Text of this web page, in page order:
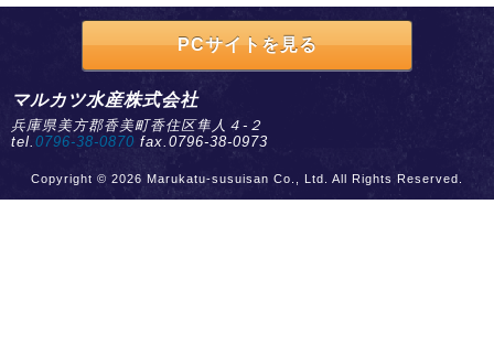
PCサイトを見る
マルカツ水産株式会社
兵庫県美方郡香美町香住区隼人４-２
tel. 0796-38-0870 fax.0796-38-0973
Copyright © 2026 Marukatu-susuisan Co., Ltd. All Rights Reserved.